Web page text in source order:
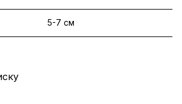
5-7 см